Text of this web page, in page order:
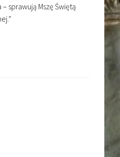
sprawują Mszę Świętą